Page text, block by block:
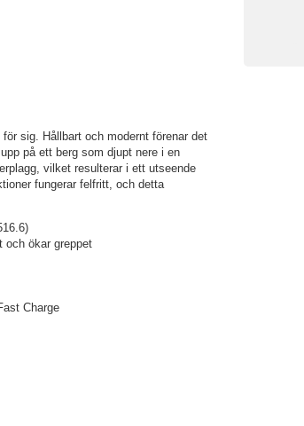
sig. Hållbart och modernt förenar det
på ett berg som djupt nere i en
vilket resulterar i ett utseende
fungerar felfritt, och detta
och ökar greppet
Charge